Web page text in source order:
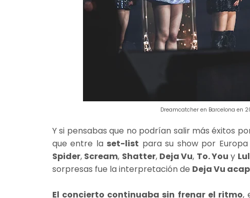
Dreamcatcher en Barcelona en
Y si pensabas que no podrían salir más éxitos
que entre la set-list para su show por
Spider, Scream, Shatter, Deja Vu, To. You y
sorpresas fue la interpretación de Deja Vu
El concierto continuaba sin frenar el ritmo,